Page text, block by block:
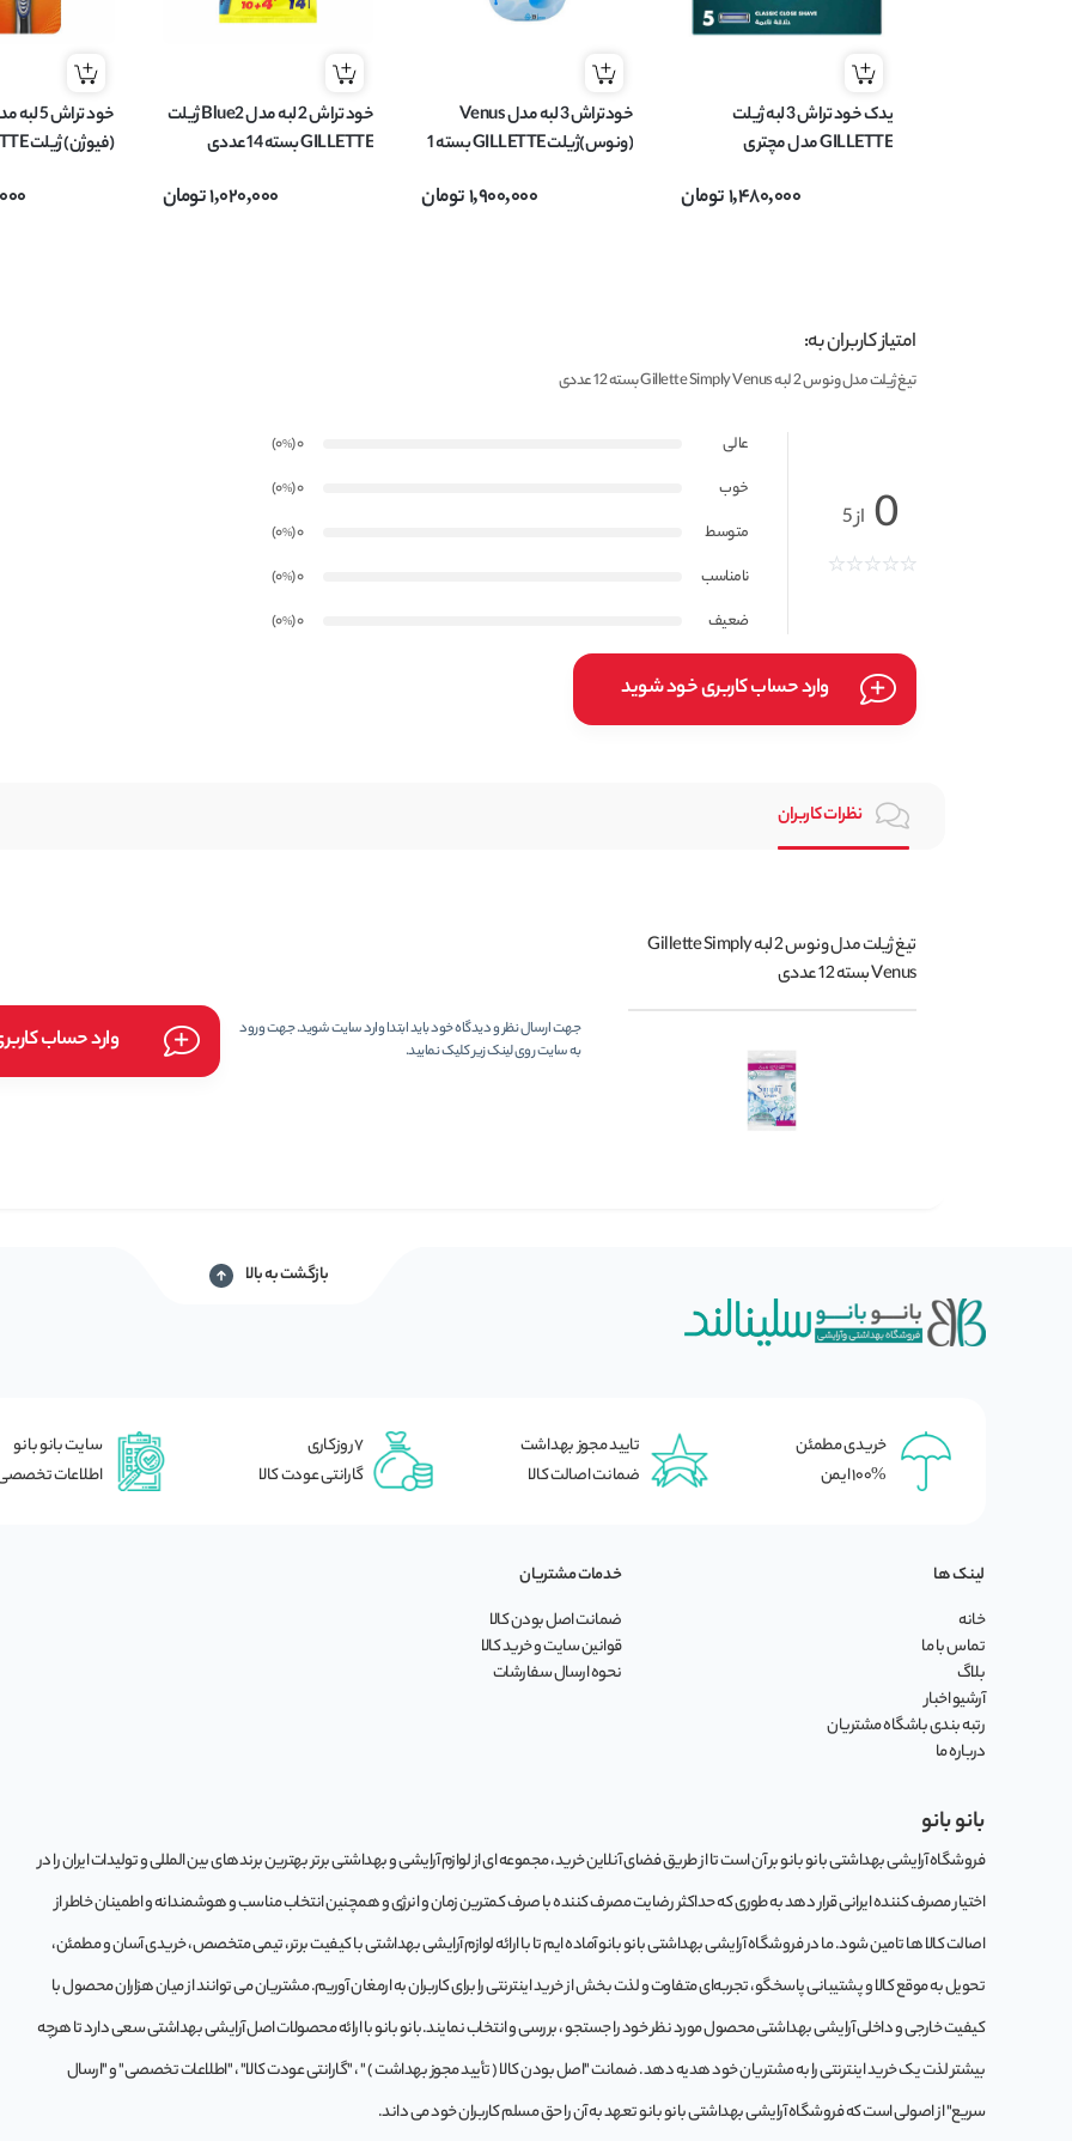
یدک خود تراش 3 لبه ژیلت
GILLETTE مدل مچتری
1,480,000تومان
خودتراش 3 لبه مدل Venus
(ونوس)ژیلت GILLETTE بسته 1
1,900,000تومان
خود تراش 2 لبه مدل Blue2 ژیلت
GILLETTE بسته 14 عددی
1,020,000تومان
امتیاز کاربران به:
تیغ ژیلت مدل ونوس 2 لبه Gillette Simply Venus بسته 12 عددی
0 از 5
عالی 0
(0
%
)
خوب
0
(0
%
)
متوسط
0
(0
%
)
نامناسب
0
(0
%
)
ضعیف
0
(0
%
)
وارد حساب کاربری خود شوید
نظرات کاربران
تیغ ژیلت مدل ونوس 2 لبه Gillette Simply
Venus بسته 12 عددی
جهت ارسال نظر و دیدگاه خود باید ابتدا وارد سایت شوید. جهت ورود
به سایت روی لینک زیر کلیک نمایید.
وارد حساب
بازگشت به بالا
خریدی مطمئن
100% ایمن
تایید مجوز بهداشت
ضمانت اصالت کالا
7 روزکاری
گارانتی عودت کالا
سایت بانو بانو
اطلاعات
لینک ها
خانه
تماس با ما
بلاگ
آرشیو اخبار
رتبه بندی باشگاه مشتریان
درباره ما
خدمات مشتریان
ضمانت اصل بودن کالا
قوانین سایت و خرید کالا
نحوه ارسال سفارشات
بانو بانو
فروشگاه آرایشی بهداشتی بانو بانو بر آن است تا از طریق فضای آنلاین خرید، مجموعه‌ ای از لوازم آرایشی و بهداشتی برتر بهترین برندهای بین المللی و تولیدات ایران را در
اختیار مصرف کننده ایرانی قرار دهد به طوری که حداکثر رضایت مصرف کننده با صرف کمترین زمان و انرژی و همچنین انتخاب مناسب و هوشمندانه و اطمینان خاطر از
اصالت کالا ها تامین شود. ما در فروشگاه آرایشی بهداشتی بانو بانو آماده ایم تا با ارائه لوازم آرایشی بهداشتی با کیفیت برتر، تیمی متخصص، خریدی آسان و مطمئن،
تحویل به موقع کالا و پشتیبانی پاسخگو، تجربه‌ای متفاوت و لذت بخش از خرید اینترنتی را برای کاربران به ارمغان آوریم. مشتريان می توانند از ميان هزاران محصول با
کيفيت خارجی و داخلی آرایشی بهداشتی محصول مورد نظر خود را جستجو ، بررسی و انتخاب نمايند.بانو بانو با ارائه محصولات اصل آرایشی بهداشتی سعی دارد تا هرچه
بیشتر لذت یک خرید اینترنتی را به مشتریان خود هدیه دهد. ضمانت "اصل بودن کالا ( تأیید مجوز بهداشت ) " ، "گارانتی عودت کالا" ، "اطلاعات تخصصی" و "ارسال
سریع" از اصولی است که فروشگاه آرایشی بهداشتی بانو بانو تعهد به آن را حق مسلم کاربران خود می داند.